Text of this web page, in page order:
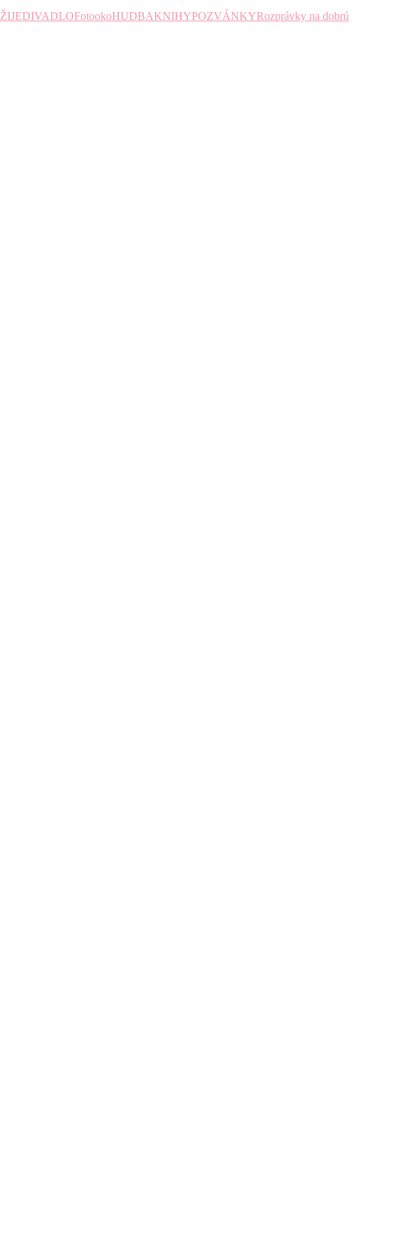
ŽIJEDIVADLOFotookoHUDBAKNIHYPOZVÁNKYRozprávky na dobrú